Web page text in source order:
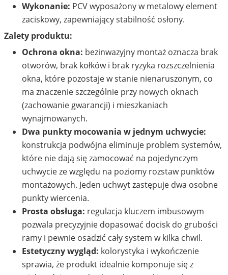
Wykonanie: PCV wyposażony w metalowy element
zaciskowy, zapewniający stabilność osłony.
Zalety produktu:
Ochrona okna: bezinwazyjny montaż oznacza brak
otworów, brak kołków i brak ryzyka rozszczelnienia
okna, które pozostaje w stanie nienaruszonym, co
ma znaczenie szczególnie przy nowych oknach
(zachowanie gwarancji) i mieszkaniach
wynajmowanych.
Dwa punkty mocowania w jednym uchwycie:
konstrukcja podwójna eliminuje problem systemów,
które nie dają się zamocować na pojedynczym
uchwycie ze względu na poziomy rozstaw punktów
montażowych. Jeden uchwyt zastępuje dwa osobne
punkty wiercenia.
Prosta obsługa: regulacja kluczem imbusowym
pozwala precyzyjnie dopasować docisk do grubości
ramy i pewnie osadzić cały system w kilka chwil.
Estetyczny wygląd: kolorystyka i wykończenie
sprawia, że produkt idealnie komponuje się z